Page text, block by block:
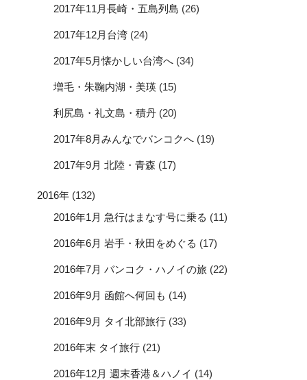
2017年11月長崎・五島列島 (26)
2017年12月台湾 (24)
2017年5月懐かしい台湾へ (34)
増毛・朱鞠内湖・美瑛 (15)
利尻島・礼文島・積丹 (20)
2017年8月みんなでバンコクへ (19)
2017年9月 北陸・青森 (17)
2016年 (132)
2016年1月 急行はまなす号に乗る (11)
2016年6月 岩手・秋田をめぐる (17)
2016年7月 バンコク・ハノイの旅 (22)
2016年9月 函館へ何回も (14)
2016年9月 タイ北部旅行 (33)
2016年末 タイ旅行 (21)
2016年12月 週末香港＆ハノイ (14)